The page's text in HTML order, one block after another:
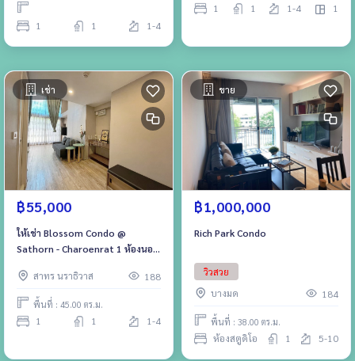
1 1 1-4
1 1 1-4 1
เช่า
฿55,000
ให้เช่า Blossom Condo @
Sathorn - Charoenrat 1 ห้องนอน
เข้าอยู่ 22,000 บาท/เดือน สัญญา 1
ปีเท่านั้น
สาทร นราธิวาส 188
พื้นที่ : 45.00 ตร.ม.
1 1 1-4
ขาย
฿1,000,000
Rich Park Condo
วิวสวย
บางมด
184
พื้นที่ : 38.00 ตร.ม.
ห้องสตูดิโอ 1 5-10